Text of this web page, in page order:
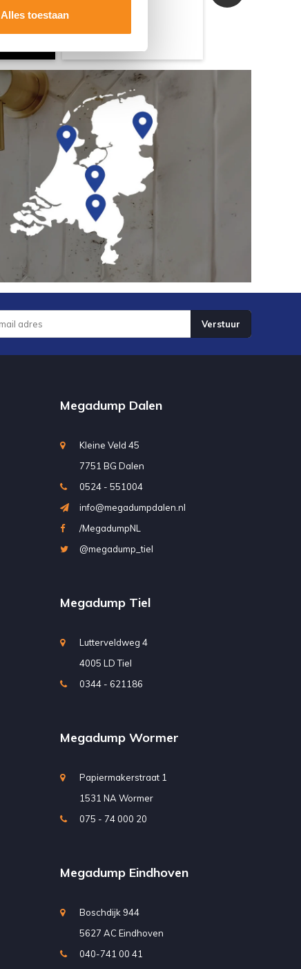
Alles toestaan
Verstuur
Megadump Dalen
Kleine Veld 45
7751 BG Dalen
0524 - 551004
info@megadumpdalen.nl
/MegadumpNL
@megadump_tiel
Megadump Tiel
Lutterveldweg 4
4005 LD Tiel
0344 - 621186
Megadump Wormer
Papiermakerstraat 1
1531 NA Wormer
075 - 74 000 20
Megadump Eindhoven
Boschdijk 944
5627 AC Eindhoven
040-741 00 41